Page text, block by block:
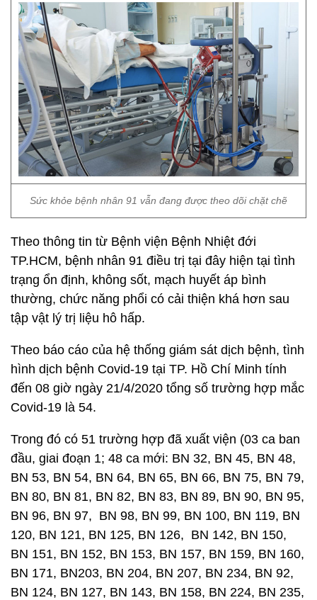
Sức khỏe bệnh nhân 91 vẫn đang được theo dõi chặt chẽ
Theo thông tin từ Bệnh viện Bệnh Nhiệt đới
TP.HCM, bệnh nhân 91 điều trị tại đây hiện tại tình
trạng ổn định, không sốt, mạch huyết áp bình
thường, chức năng phổi có cải thiện khá hơn sau
tập vật lý trị liệu hô hấp.
Theo báo cáo của hệ thống giám sát dịch bệnh, tình
hình dịch bệnh Covid-19 tại TP. Hồ Chí Minh tính
đến 08 giờ ngày 21/4/2020 tổng số trường hợp mắc
Covid-19 là 54.
Trong đó có 51 trường hợp đã xuất viện (03 ca ban
đầu, giai đoạn 1; 48 ca mới: BN 32, BN 45, BN 48,
BN 53, BN 54, BN 64, BN 65, BN 66, BN 75, BN 79,
BN 80, BN 81, BN 82, BN 83, BN 89, BN 90, BN 95,
BN 96, BN 97, BN 98, BN 99, BN 100, BN 119, BN
120, BN 121, BN 125, BN 126, BN 142, BN 150,
BN 151, BN 152, BN 153, BN 157, BN 159, BN 160,
BN 171, BN203, BN 204, BN 207, BN 234, BN 92,
BN 124, BN 127, BN 143, BN 158, BN 224, BN 235,